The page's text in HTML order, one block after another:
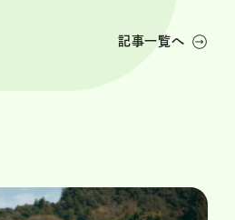
記事一覧へ